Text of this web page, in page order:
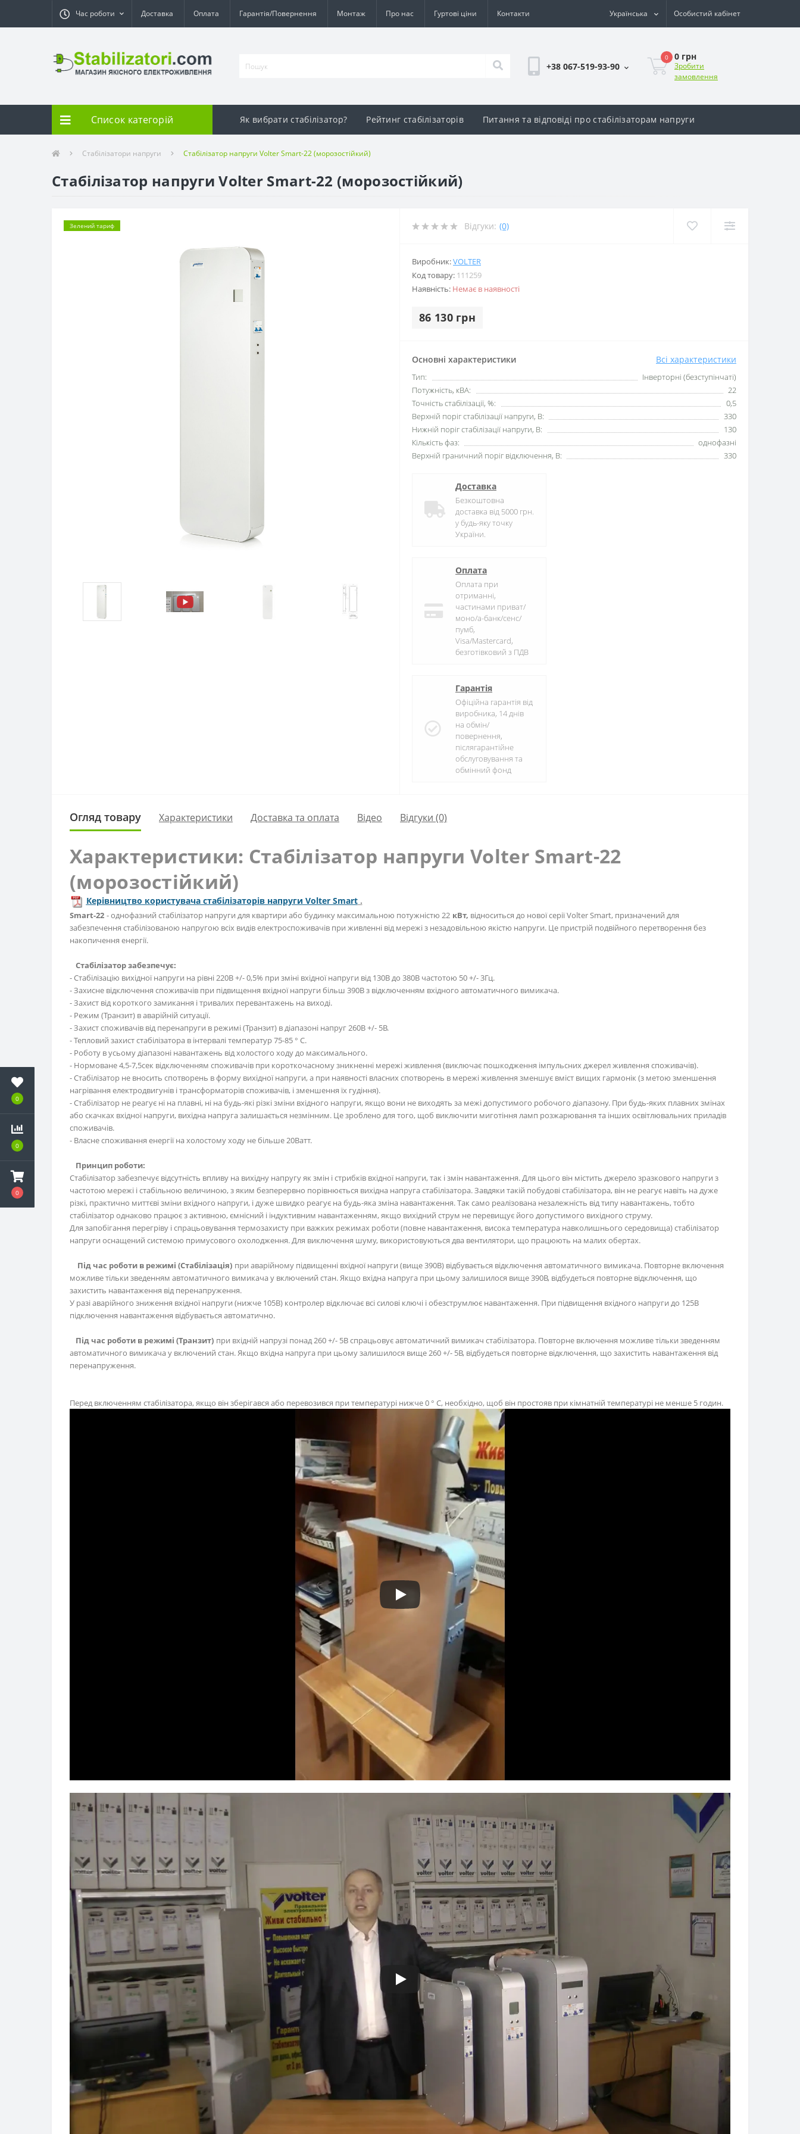
0
0
0
Час роботи Доставка Оплата Гарантія/Повернення Монтаж Про нас Гуртові ціни Контакти Українська Особистий кабінет
+38 067-519-93-90
0 0 грн
Зробити
замовлення
Список категорій Як вибрати стабілізатор? Рейтинг стабілізаторів Питання та відповіді про стабілізаторам напруги
Стабілізатори напруги Стабілізатор напруги Volter Smart-22 (морозостійкий)
Стабілізатор напруги Volter Smart-22 (морозостійкий)
Зелений тариф Відгуки: (0)
Виробник:VOLTER
Код товару: 111259
Наявність: Немає в наявності
86 130 грн
Основні характеристики Всі характеристики
Тип:
Інверторні (безступінчаті)
Потужність, кВА:
22
Точність стабілізації, %:
0,5
Верхній поріг стабілізації напруги, В:
330
Нижній поріг стабілізації напруги, В:
130
Кількість фаз:
однофазні
Верхній граничний поріг відключення, В:
330
Доставка
Безкоштовна
доставка від 5000 грн.
у будь-яку точку
України.
Оплата
Оплата при
отриманні,
частинами приват/
моно/а-банк/сенс/
пумб,
Visa/Mastercard,
безготівковий з ПДВ
Гарантія
Офіційна гарантія від
виробника, 14 днів
на обмін/
повернення,
післягарантійне
обслуговування та
обмінний фонд
Огляд товару Характеристики Доставка та оплата Вiдео Відгуки (0)
Характеристики: Стабілізатор напруги Volter Smart-22
(морозостійкий)
Керівництво користувача стабілізаторів напруги Volter Smart.
Smart-22 - однофазний стабілізатор напруги для квартири або будинку максимальною потужністю 22 кВт, відноситься до нової серії Volter Smart, призначений для
забезпечення стабілізованою напругою всіх видів електроспоживачів при живленні від мережі з незадовільною якістю напруги. Це пристрій подвійного перетворення без
накопичення енергії.
Стабілізатор забезпечує:
- Стабілізацію вихідної напруги на рівні 220В +/- 0,5% при зміні вхідної напруги від 130В до 380В частотою 50 +/- 3Гц.
- Захисне відключення споживачів при підвищення вхідної напруги більш 390В з відключенням вхідного автоматичного вимикача.
- Захист від короткого замикання і тривалих перевантажень на виході.
- Режим (Транзит) в аварійній ситуації.
- Захист споживачів від перенапруги в режимі (Транзит) в діапазоні напруг 260В +/- 5В.
- Тепловий захист стабілізатора в інтервалі температур 75-85 ° С.
- Роботу в усьому діапазоні навантажень від холостого ходу до максимального.
- Нормоване 4,5-7,5сек відключенням споживачів при короткочасному зникненні мережі живлення (виключає пошкодження імпульсних джерел живлення споживачів).
- Стабілізатор не вносить спотворень в форму вихідної напруги, а при наявності власних спотворень в мережі живлення зменшує вміст вищих гармонік (з метою зменшення
нагрівання електродвигунів і трансформаторів споживачів, і зменшення їх гудіння).
- Стабілізатор не реагує ні на плавні, ні на будь-які різкі зміни вхідного напруги, якщо вони не виходять за межі допустимого робочого діапазону. При будь-яких плавних змінах
або скачках вхідної напруги, вихідна напруга залишається незмінним. Це зроблено для того, щоб виключити миготіння ламп розжарювання та інших освітлювальних приладів
споживачів.
- Власне споживання енергії на холостому ходу не більше 20Ватт.
Принцип роботи:
Стабілізатор забезпечує відсутність впливу на вихідну напругу як змін і стрибків вхідної напруги, так і змін навантаження. Для цього він містить джерело зразкового напруги з
частотою мережі і стабільною величиною, з яким безперервно порівнюється вихідна напруга стабілізатора. Завдяки такій побудові стабілізатора, він не реагує навіть на дуже
різкі, практично миттєві зміни вхідного напруги, і дуже швидко реагує на будь-яка зміна навантаження. Так само реалізована незалежність від типу навантажень, тобто
стабілізатор однаково працює з активною, ємнісний і індуктивним навантаженням, якщо вихідний струм не перевищує його допустимого вихідного струму.
Для запобігання перегріву і спрацьовування термозахисту при важких режимах роботи (повне навантаження, висока температура навколишнього середовища) стабілізатор
напруги оснащений системою примусового охолодження. Для виключення шуму, використовуються два вентилятори, що працюють на малих обертах.
Під час роботи в режимі (Стабілізація) при аварійному підвищенні вхідної напруги (вище 390В) відбувається відключення автоматичного вимикача. Повторне включення
можливе тільки зведенням автоматичного вимикача у включений стан. Якщо вхідна напруга при цьому залишилося вище 390В, відбудеться повторне відключення, що
захистить навантаження від перенапруження.
У разі аварійного зниження вхідної напруги (нижче 105В) контролер відключає всі силові ключі і обезструмлює навантаження. При підвищення вхідного напруги до 125В
підключення навантаження відбувається автоматично.
Під час роботи в режимі (Транзит) при вхідній напрузі понад 260 +/- 5В спрацьовує автоматичний вимикач стабілізатора. Повторне включення можливе тільки зведенням
автоматичного вимикача у включений стан. Якщо вхідна напруга при цьому залишилося вище 260 +/- 5В, відбудеться повторне відключення, що захистить навантаження від
перенапруження.
Перед включенням стабілізатора, якщо він зберігався або перевозився при температурі нижче 0 ° С, необхідно, щоб він простояв при кімнатній температурі не менше 5 годин.